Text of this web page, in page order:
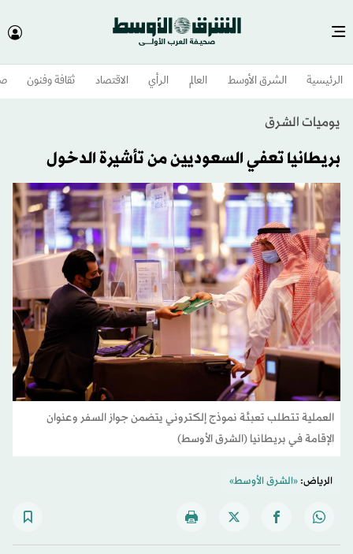
الرئيسية الشرق الأوسط​ العالم الرأي الاقتصاد ثقافة وفنون
يوميات الشرق
بريطانيا تعفي السعوديين من تأشيرة الدخول
العملية تتطلب تعبئة نموذج إلكتروني يتضمن جواز السفر وعنوان
الإقامة في بريطانيا (الشرق الأوسط)
الرياض:«الشرق الأوسط»